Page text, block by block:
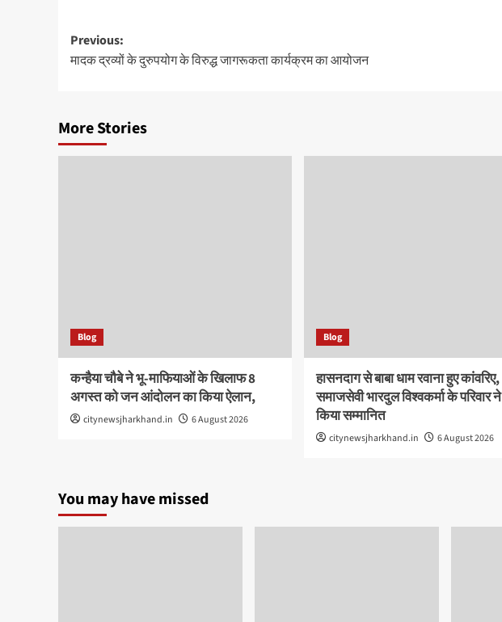
Post
navigation
Previous:
मादक द्रव्यों के दुरुपयोग के विरुद्ध जागरूकता कार्यक्रम का आयोजन
More Stories
Blog
कन्हैया चौबे ने भू-माफियाओं के खिलाफ 8
अगस्त को जन आंदोलन का किया ऐलान,
citynewsjharkhand.in 6 August 2026
Blog
हासनदाग से बाबा धाम रवाना हुए कांवरिए,
समाजसेवी भारदुल विश्वकर्मा के परिवार ने
किया सम्मानित
citynewsjharkhand.in 6 August 2026
You may have missed